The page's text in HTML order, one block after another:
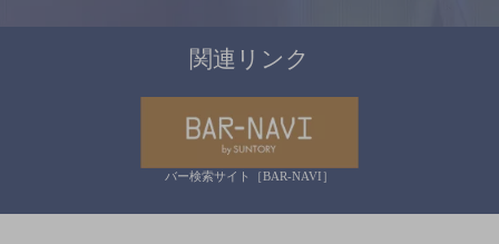
関連リンク
バー検索サイト［BAR-NAVI］